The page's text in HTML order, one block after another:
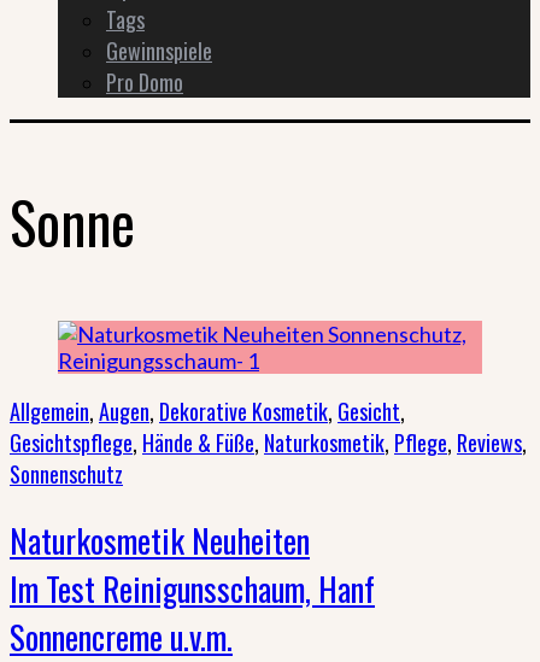
Tags
Gewinnspiele
Pro Domo
Sonne
Allgemein,Augen, Dekorative Kosmetik, Gesicht,
Gesichtspflege, Hände & Füße, Naturkosmetik, Pflege, Reviews,
Sonnenschutz
Naturkosmetik Neuheiten
Im Test Reinigunsschaum, Hanf
Sonnencreme u.v.m.